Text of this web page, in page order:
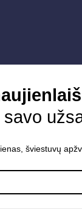
šviestuvų